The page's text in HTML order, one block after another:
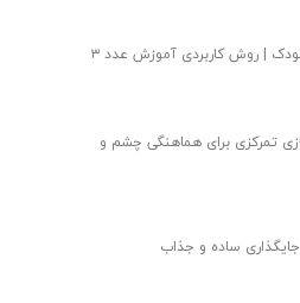
| روش کاربردی آموزش عدد ۳
۳ ساله | یک بازی تمرکزی برای هماهنگی چشم و
ساده و جذاب